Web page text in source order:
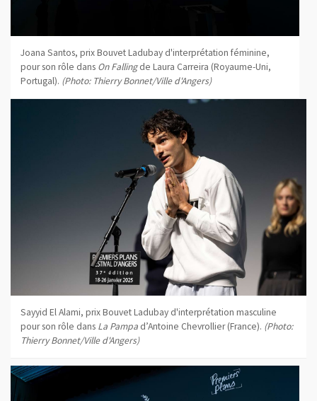
Joana Santos, prix Bouvet Ladubay d'interprétation féminine,
pour son rôle dans On Fallingde Laura Carreira (Royaume-Uni,
Portugal). (Photo: Thierry Bonnet/Ville d'Angers)
Sayyid El Alami, prix Bouvet Ladubay d'interprétation masculine
pour son rôle dans La Pampad’Antoine Chevrollier (France). (Photo:
Thierry Bonnet/Ville d'Angers)